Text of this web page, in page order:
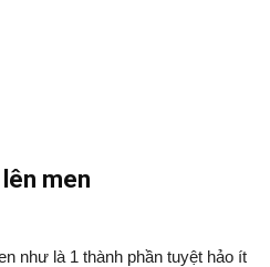
men
như là 1 thành phần tuyệt hảo ít